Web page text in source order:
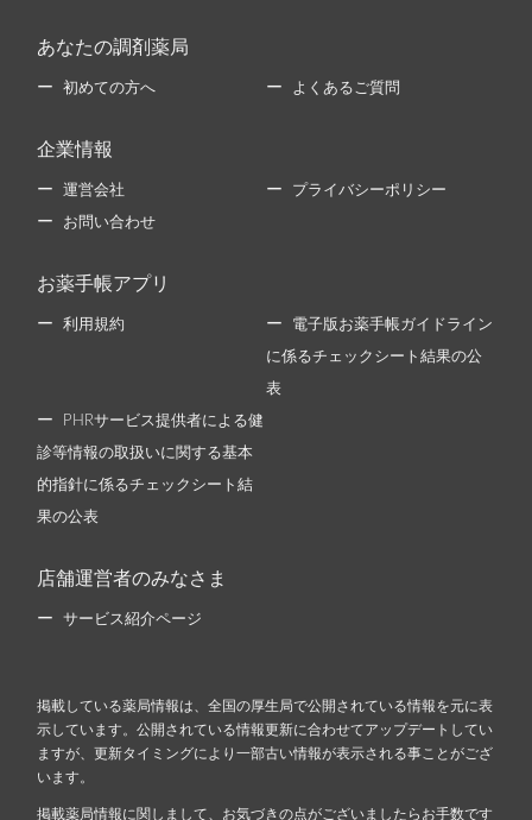
あなたの調剤薬局
初めての方へ よくあるご質問
企業情報
運営会社 プライバシーポリシー
お問い合わせ
お薬手帳アプリ
利用規約 電子版お薬手帳ガイドライン
に係るチェックシート結果の公
表
PHRサービス提供者による健
診等情報の取扱いに関する基本
的指針に係るチェックシート結
果の公表
店舗運営者のみなさま
サービス紹介ページ
掲載している薬局情報は、全国の厚生局で公開されている情報を元に表
示しています。公開されている情報更新に合わせてアップデートしてい
ますが、更新タイミングにより一部古い情報が表示される事ことがござ
います。
掲載薬局情報に関しまして、お気づきの点がございましたらお手数です